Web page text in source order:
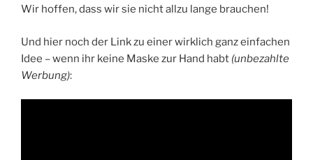
Wir hoffen, dass wir sie nicht allzu lange brauchen!
Und hier noch der Link zu einer wirklich ganz einfachen
Idee – wenn ihr keine Maske zur Hand habt (unbezahlte
Werbung):